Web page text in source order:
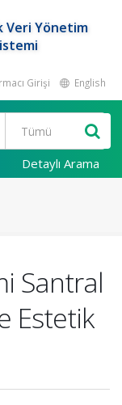
Veri Yönetim
Girişi English
Detaylı Arama
Santral
Estetik